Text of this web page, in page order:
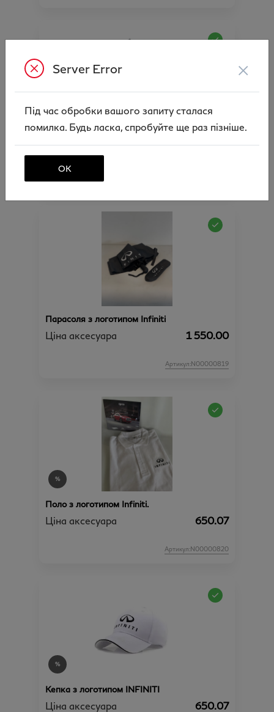
Брелок з карабіном логотип Infiniti
Парасоля з логотипом Infiniti
Ціна аксесуара 1 550.00
Артикул:N00000819
Поло з логотипом Infiniti.
Ціна аксесуара 650.07
Артикул:N00000820
Кепка з логотипом INFINITI
Ціна аксесуара 650.07
Server Error ×
Під час обробки вашого запиту сталася
помилка. Будь ласка, спробуйте ще раз пізніше.
ОК